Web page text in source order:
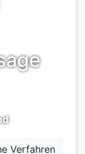
Verfahren